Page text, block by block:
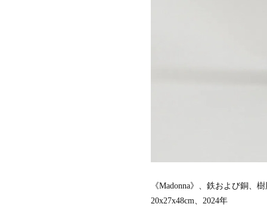
《Madonna》、鉄および銅、
20x27x48cm、2024年